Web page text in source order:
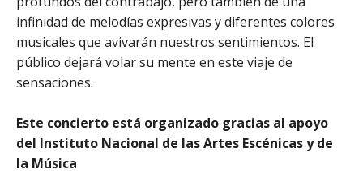
infinidad de melodías expresivas y diferentes colores
musicales que avivarán nuestros sentimientos. El
público dejará volar su mente en este viaje de
sensaciones.
Este concierto está organizado gracias al apoyo
del Instituto Nacional de las Artes Escénicas y de
la Música